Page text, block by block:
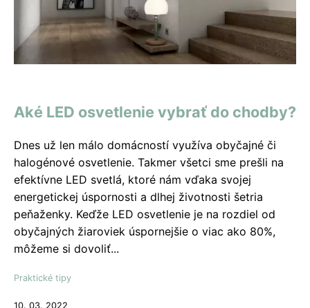
Aké LED osvetlenie vybrať do chodby?
Dnes už len málo domácností využíva obyčajné či
halogénové osvetlenie. Takmer všetci sme prešli na
efektívne LED svetlá, ktoré nám vďaka svojej
energetickej úspornosti a dlhej životnosti šetria
peňaženky. Keďže LED osvetlenie je na rozdiel od
obyčajných žiaroviek úspornejšie o viac ako 80%,
môžeme si dovoliť...
Praktické tipy
10. 03. 2022